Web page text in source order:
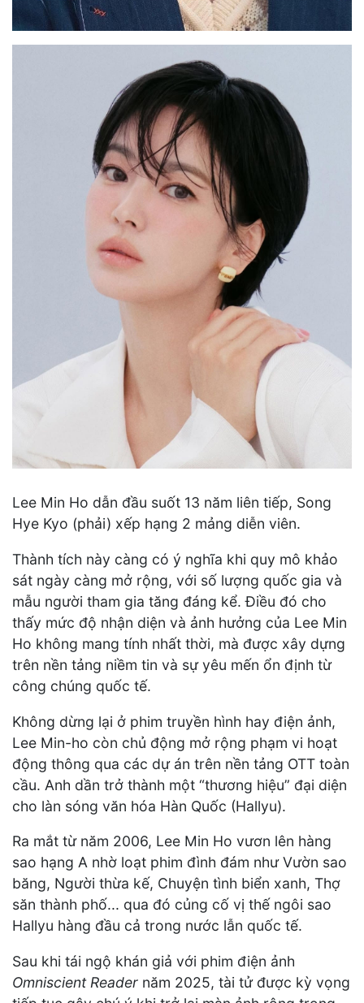
Lee Min Ho dẫn đầu suốt 13 năm liên tiếp, Song
Hye Kyo (phải) xếp hạng 2 mảng diễn viên.
Thành tích này càng có ý nghĩa khi quy mô khảo
sát ngày càng mở rộng, với số lượng quốc gia và
mẫu người tham gia tăng đáng kể. Điều đó cho
thấy mức độ nhận diện và ảnh hưởng của Lee Min
Ho không mang tính nhất thời, mà được xây dựng
trên nền tảng niềm tin và sự yêu mến ổn định từ
công chúng quốc tế.
Không dừng lại ở phim truyền hình hay điện ảnh,
Lee Min-ho còn chủ động mở rộng phạm vi hoạt
động thông qua các dự án trên nền tảng OTT toàn
cầu. Anh dần trở thành một “thương hiệu” đại diện
cho làn sóng văn hóa Hàn Quốc (Hallyu).
Ra mắt từ năm 2006, Lee Min Ho vươn lên hàng
sao hạng A nhờ loạt phim đình đám như Vườn sao
băng, Người thừa kế, Chuyện tình biển xanh, Thợ
săn thành phố... qua đó củng cố vị thế ngôi sao
Hallyu hàng đầu cả trong nước lẫn quốc tế.
Sau khi tái ngộ khán giả với phim điện ảnh
Omniscient Reader năm 2025, tài tử được kỳ vọng